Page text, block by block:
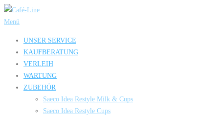
Zum
Inhalt
Menü
UNSER SERVICE
KAUFBERATUNG
VERLEIH
WARTUNG
ZUBEHÖR
Saeco Idea Restyle Milk & Cups
Saeco Idea Restyle Cups